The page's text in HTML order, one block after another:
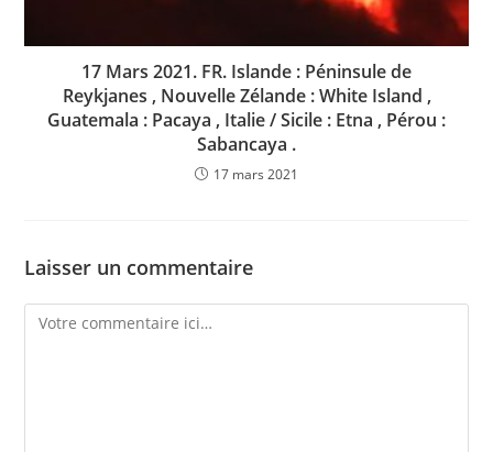
17 Mars 2021. FR. Islande : Péninsule de
Reykjanes , Nouvelle Zélande : White Island ,
Guatemala : Pacaya , Italie / Sicile : Etna , Pérou :
Sabancaya .
17 mars 2021
Laisser un commentaire
Comment